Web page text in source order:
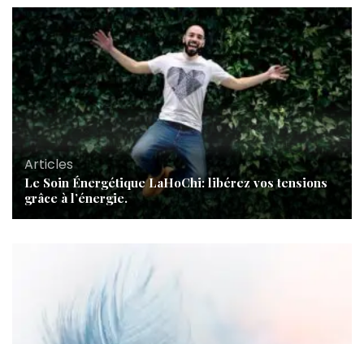
Articles
Le Soin Énergétique LaHoChi: libérez vos tensions
grâce à l’énergie.